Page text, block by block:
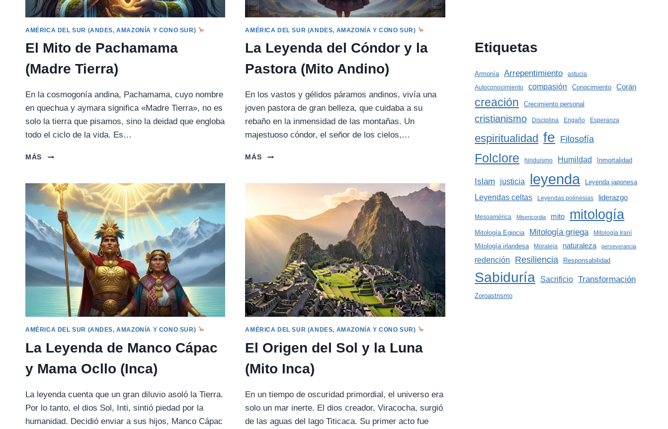
AMÉRICA DEL SUR (ANDES, AMAZONÍA Y CONO SUR)
El Mito de Pachamama
(Madre Tierra)
En la cosmogonía andina, Pachamama, cuyo nombre
en quechua y aymara significa «Madre Tierra», no es
solo la tierra que pisamos, sino la deidad que engloba
todo el ciclo de la vida. Es…
MÁS
EL
PACHAMAMA
(MADRE
TIERRA)
AMÉRICA DEL SUR (ANDES, AMAZONÍA Y CONO SUR)
La Leyenda del Cóndor y la
Pastora (Mito Andino)
En los vastos y gélidos páramos andinos, vivía una
joven pastora de gran belleza, que cuidaba a su
rebaño en la inmensidad de las montañas. Un
majestuoso cóndor, el señor de los cielos,…
MÁS
LA
PASTORA
ANDINO)
AMÉRICA DEL SUR (ANDES, AMAZONÍA Y CONO SUR)
La Leyenda de Manco Cápac
y Mama Ocllo (Inca)
La leyenda cuenta que un gran diluvio asoló la Tierra.
Por lo tanto, el dios Sol, Inti, sintió piedad por la
humanidad. Decidió enviar a sus hijos, Manco Cápac
AMÉRICA DEL SUR (ANDES, AMAZONÍA Y CONO SUR)
El Origen del Sol y la Luna
(Mito Inca)
En un tiempo de oscuridad primordial, el universo era
solo un mar inerte. El dios creador, Viracocha, surgió
de las aguas del lago Titicaca. Su primer acto fue
Etiquetas
Armonía Arrepentimiento
astucia
Autoconocimiento
compasión Conocimiento Corán
creación Crecimiento personal
cristianismo Disciplina Engaño Esperanza
espiritualidad fe Filosofía
Folclore hinduismo Humildad Inmortalidad
Islam justicia leyenda Leyenda japonesa
Leyendas celtas Leyendas polinesias liderazgo
Mesoamérica Misericordia mito mitología
Mitología Egipcia Mitología griega Mitología Iraní
Mitología irlandesa Moraleja naturaleza perseverancia
redención Resiliencia Responsabilidad
Sabiduría Sacrificio Transformación
Zoroastrismo